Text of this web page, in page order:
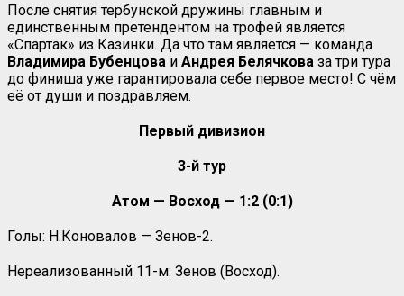
После снятия тербунской дружины главным и
единственным претендентом на трофей является
«Спартак» из Казинки. Да что там является — команда
Владимира Бубенцова и Андрея Белячкова за три тура
до финиша уже гарантировала себе первое место! С чём
её от души и поздравляем.
Первый дивизион
3-й тур
Атом — Восход — 1:2 (0:1)
Голы: Н.Коновалов — Зенов-2.
Нереализованный 11-м: Зенов (Восход).